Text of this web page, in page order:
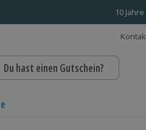
10
Du hast einen Gutschein?